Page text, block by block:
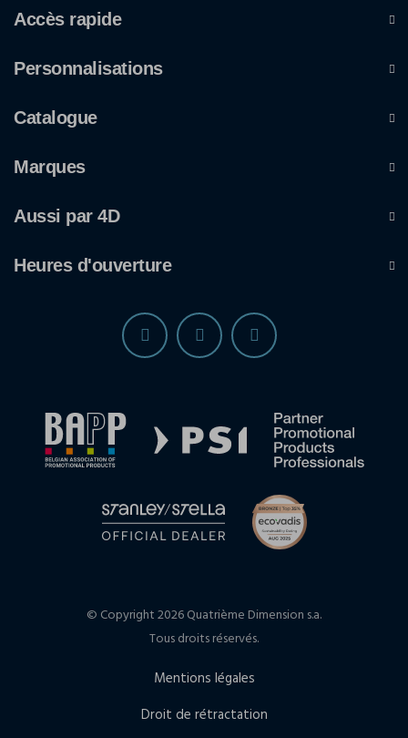
Accès rapide
Personnalisations
Catalogue
Marques
Aussi par 4D
Heures d'ouverture
© Copyright 2026 Quatrième Dimension s.a.
Tous droits réservés.
Mentions légales
Droit de rétractation